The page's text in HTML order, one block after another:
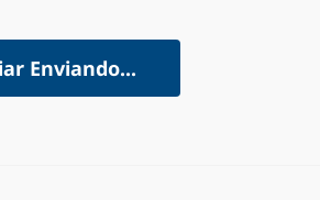
Enviando...